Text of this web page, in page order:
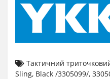
Тактичний
Sling, Black /3305099/,